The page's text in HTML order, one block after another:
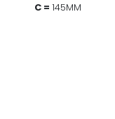
C = 145MM